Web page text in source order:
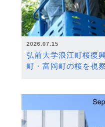
2026.07.15
弘前大学浪江町桜復
町・富岡町の桜を視察